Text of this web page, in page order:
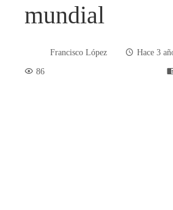
mundial
Francisco López
Hace 3
86